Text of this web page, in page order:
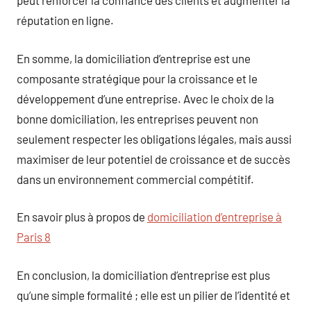
réputation en ligne.
En somme, la domiciliation d’entreprise est une
composante stratégique pour la croissance et le
développement d’une entreprise. Avec le choix de la
bonne domiciliation, les entreprises peuvent non
seulement respecter les obligations légales, mais aussi
maximiser de leur potentiel de croissance et de succès
dans un environnement commercial compétitif.
En savoir plus à propos de domiciliation d’entreprise à
Paris 8
En conclusion, la domiciliation d’entreprise est plus
qu’une simple formalité ; elle est un pilier de l’identité et